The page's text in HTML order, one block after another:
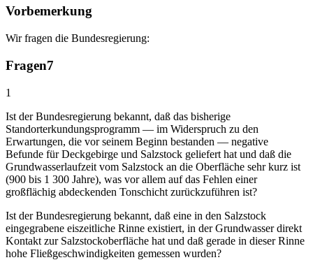
Vorbemerkung
Wir fragen die Bundesregierung:
Fragen7
1
Ist der Bundesregierung bekannt, daß das bisherige
Standorterkundungsprogramm — im Widerspruch zu den
Erwartungen, die vor seinem Beginn bestanden — negative
Befunde für Deckgebirge und Salzstock geliefert hat und daß die
Grundwasserlaufzeit vom Salzstock an die Oberfläche sehr kurz ist
(900 bis 1 300 Jahre), was vor allem auf das Fehlen einer
großflächig abdeckenden Tonschicht zurückzuführen ist?
Ist der Bundesregierung bekannt, daß eine in den Salzstock
eingegrabene eiszeitliche Rinne existiert, in der Grundwasser direkt
Kontakt zur Salzstockoberfläche hat und daß gerade in dieser Rinne
hohe Fließgeschwindigkeiten gemessen wurden?